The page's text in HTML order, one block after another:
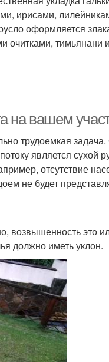
ирисами,
оформляется
очитками, тимьянани
на вашем
трудоемкая
является сухой
отсутствие
не будет
возвышенность это
должно иметь уклон.